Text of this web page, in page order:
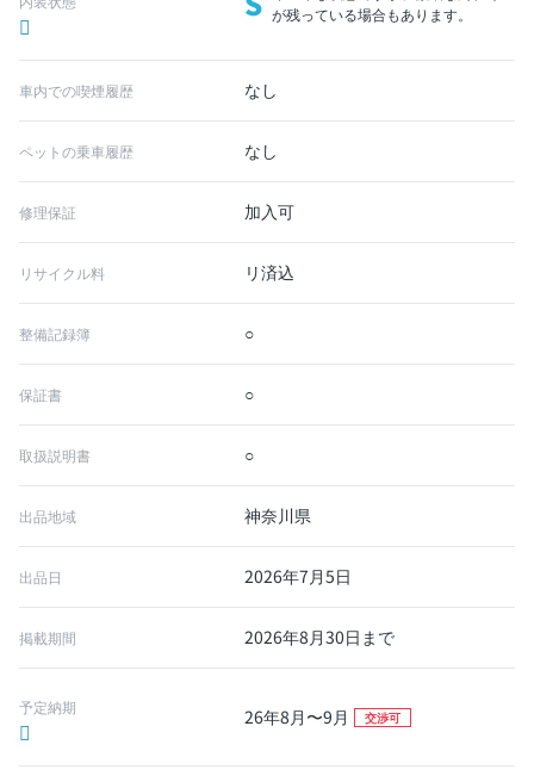
が残っている場合もあります。
車内での喫煙履歴 なし
ペットの乗車履歴 なし
修理保証 加入可
リサイクル料 リ済込
整備記録簿 ○
保証書 ○
取扱説明書 ○
出品地域 神奈川県
出品日 2026年7月5日
掲載期間 2026年8月30日まで
予定納期 26年8月〜9月 交渉可